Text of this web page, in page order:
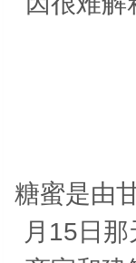
糖蜜是由
月15日